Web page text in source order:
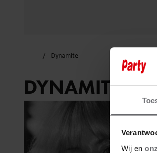
Wij en
Dynamite
DYNAMITE